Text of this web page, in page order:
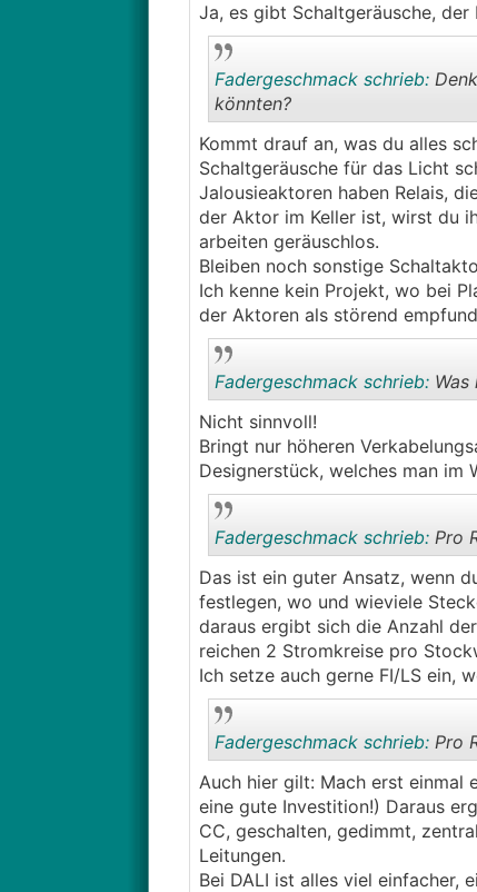
Ja, es gibt Schaltgeräusche,
Fadergeschmack schrieb:
könnten?
Kommt drauf an, was du alles
Schaltgeräusche für das Licht
Jalousieaktoren haben Relais,
der Aktor im Keller ist, wirst du
arbeiten geräuschlos.
Bleiben noch sonstige
Ich kenne kein Projekt, wo bei
der Aktoren als störend
Fadergeschmack schrieb:Was
Nicht sinnvoll!
Bringt nur höheren
Designerstück, welches man im
Fadergeschmack schrieb:Pro
Das ist ein guter Ansatz, wenn
festlegen, wo und wieviele
daraus ergibt sich die Anzahl
reichen 2 Stromkreise pro
Ich setze auch gerne FI/LS ein,
Fadergeschmack schrieb:Pro
Auch hier gilt: Mach erst einmal
eine gute Investition!) Daraus
CC, geschalten, gedimmt,
Leitungen.
Bei DALI ist alles viel einfacher,